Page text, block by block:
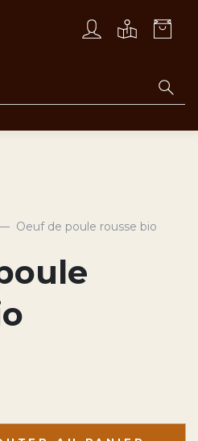
Oeuf de poule rousse bio